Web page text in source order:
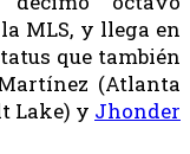
MLS, y llega en
que también
(Atlanta
Lake) y Jhonder